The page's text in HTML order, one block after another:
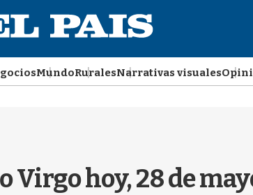
MundoRuralesNarrativas visuales
Virgo hoy, 28 de